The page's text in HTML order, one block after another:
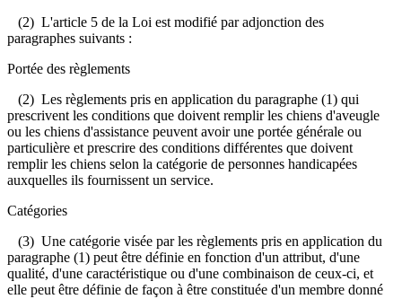
(2) L'article 5 de la Loi est modifié par adjonction des
paragraphes suivants :
Portée des règlements
(2) Les règlements pris en application du paragraphe (1) qui
prescrivent les conditions que doivent remplir les chiens d'aveugle
ou les chiens d'assistance peuvent avoir une portée générale ou
particulière et prescrire des conditions différentes que doivent
remplir les chiens selon la catégorie de personnes handicapées
auxquelles ils fournissent un service.
Catégories
(3) Une catégorie visée par les règlements pris en application du
paragraphe (1) peut être définie en fonction d'un attribut, d'une
qualité, d'une caractéristique ou d'une combinaison de ceux-ci, et
elle peut être définie de façon à être constituée d'un membre donné